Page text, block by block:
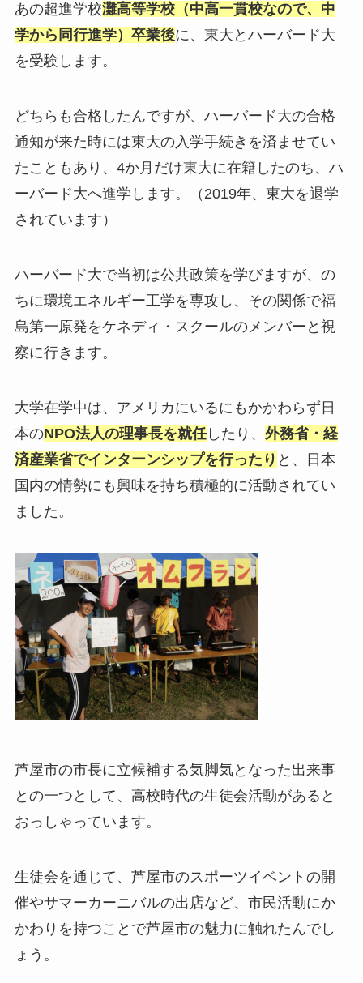
あの超進学校灘高等学校（中高一貫校なので、中
学から同行進学）卒業後に、東大とハーバード大
を受験します。
どちらも合格したんですが、ハーバード大の合格
通知が来た時には東大の入学手続きを済ませてい
たこともあり、4か月だけ東大に在籍したのち、ハ
ーバード大へ進学します。（2019年、東大を退学
されています）
ハーバード大で当初は公共政策を学びますが、の
ちに環境エネルギー工学を専攻し、その関係で福
島第一原発をケネディ・スクールのメンバーと視
察に行きます。
大学在学中は、アメリカにいるにもかかわらず日
本のNPO法人の理事長を就任したり、 外務省・経
済産業省でインターンシップを行ったり と、日本
国内の情勢にも興味を持ち積極的に活動されてい
ました。
芦屋市の市長に立候補する気脚気となった出来事
との一つとして、高校時代の生徒会活動があると
おっしゃっています。
生徒会を通じて、芦屋市のスポーツイベントの開
催やサマーカーニバルの出店など、市民活動にか
かわりを持つことで芦屋市の魅力に触れたんでし
ょう。